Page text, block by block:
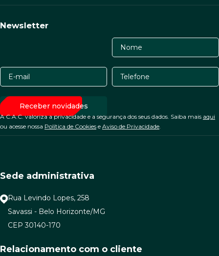
Newsletter
A C.A.C. valoriza a privacidade e a segurança dos seus dados. Saiba mais aqui
ou acesse nossa Política de Cookies e Aviso de Privacidade
Sede administrativa
Rua Levindo Lopes, 258
Savassi - Belo Horizonte/MG
CEP 30140-170
Relacionamento com o cliente